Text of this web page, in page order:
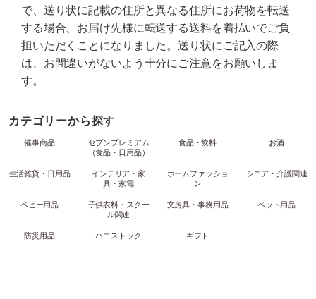
で、送り状に記載の住所と異なる住所にお荷物を転送
する場合、お届け先様に転送する送料を着払いでご負
担いただくことになりました。送り状にご記入の際
は、お間違いがないよう十分にご注意をお願いしま
す。
カテゴリーから探す
催事商品
セブンプレミアム
（食品・日用品）
食品・飲料 お酒
生活雑貨・日用品
インテリア・家
具・家電
ホームファッショ
ン
シニア・介護関連
ベビー用品
子供衣料・スクー
ル関連
文房具・事務用品 ペット用品
防災用品 ハコストック ギフト